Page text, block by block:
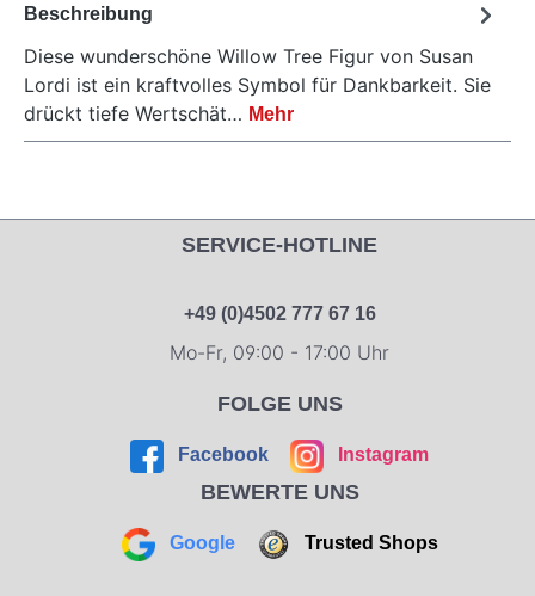
Beschreibung
Diese wunderschöne Willow Tree Figur von Susan
Lordi ist ein kraftvolles Symbol für Dankbarkeit. Sie
drückt tiefe Wertschät… Mehr
SERVICE-HOTLINE
+49 (0)4502 777 67 16
Mo-Fr, 09:00 - 17:00 Uhr
FOLGE UNS
Facebook Instagram
BEWERTE UNS
Google Trusted Shops